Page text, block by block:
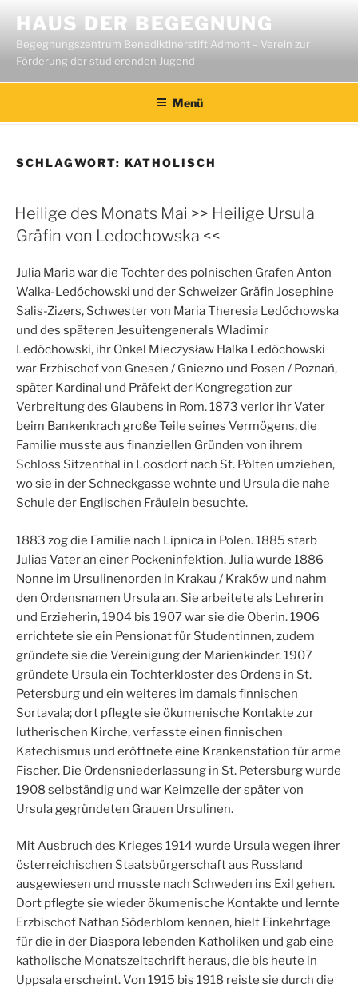
Inhalt
springen
HAUS DER BEGEGNUNG
Begegnungszentrum Benediktinerstift Admont – Verein zur
Förderung der studierenden Jugend
Menü
SCHLAGWORT: KATHOLISCH
Heilige des Monats Mai >> Heilige Ursula
Gräfin von Ledochowska <<
Julia Maria war die Tochter des polnischen Grafen Anton
Walka-Ledóchowski und der Schweizer Gräfin Josephine
Salis-Zizers, Schwester von Maria Theresia Ledóchowska
und des späteren Jesuitengenerals Wladimir
Ledóchowski, ihr Onkel Mieczysław Halka Ledóchowski
war Erzbischof von Gnesen / Gniezno und Posen / Poznań,
später Kardinal und Präfekt der Kongregation zur
Verbreitung des Glaubens in Rom. 1873 verlor ihr Vater
beim Bankenkrach große Teile seines Vermögens, die
Familie musste aus finanziellen Gründen von ihrem
Schloss Sitzenthal in Loosdorf nach St. Pölten umziehen,
wo sie in der Schneckgasse wohnte und Ursula die nahe
Schule der Englischen Fräulein besuchte.
1883 zog die Familie nach Lipnica in Polen. 1885 starb
Julias Vater an einer Pockeninfektion. Julia wurde 1886
Nonne im Ursulinenorden in Krakau / Kraków und nahm
den Ordensnamen Ursula an. Sie arbeitete als Lehrerin
und Erzieherin, 1904 bis 1907 war sie die Oberin. 1906
errichtete sie ein Pensionat für Studentinnen, zudem
gründete sie die Vereinigung der Marienkinder. 1907
gründete Ursula ein Tochterkloster des Ordens in St.
Petersburg und ein weiteres im damals finnischen
Sortavala; dort pflegte sie ökumenische Kontakte zur
lutherischen Kirche, verfasste einen finnischen
Katechismus und eröffnete eine Krankenstation für arme
Fischer. Die Ordensniederlassung in St. Petersburg wurde
1908 selbständig und war Keimzelle der später von
Ursula gegründeten Grauen Ursulinen.
Mit Ausbruch des Krieges 1914 wurde Ursula wegen ihrer
österreichischen Staatsbürgerschaft aus Russland
ausgewiesen und musste nach Schweden ins Exil gehen.
Dort pflegte sie wieder ökumenische Kontakte und lernte
Erzbischof Nathan Söderblom kennen, hielt Einkehrtage
für die in der Diaspora lebenden Katholiken und gab eine
katholische Monatszeitschrift heraus, die bis heute in
Uppsala erscheint. Von 1915 bis 1918 reiste sie durch die